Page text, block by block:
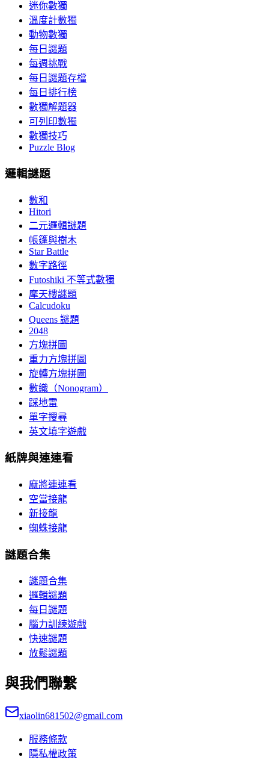
迷你數獨
溫度計數獨
動物數獨
每日謎題
每週挑戰
每日謎題存檔
每日排行榜
數獨解題器
可列印數獨
數獨技巧
Puzzle Blog
邏輯謎題
數和
Hitori
二元邏輯謎題
帳篷與樹木
Star Battle
數字路徑
Futoshiki 不等式數獨
摩天樓謎題
Calcudoku
Queens 謎題
2048
方塊拼圖
重力方塊拼圖
旋轉方塊拼圖
數織（Nonogram）
踩地雷
單字搜尋
英文填字遊戲
紙牌與連連看
麻將連連看
空當接龍
新接龍
蜘蛛接龍
謎題合集
謎題合集
邏輯謎題
每日謎題
腦力訓練遊戲
快速謎題
放鬆謎題
與我們聯繫
xiaolin681502@gmail.com
服務條款
隱私權政策